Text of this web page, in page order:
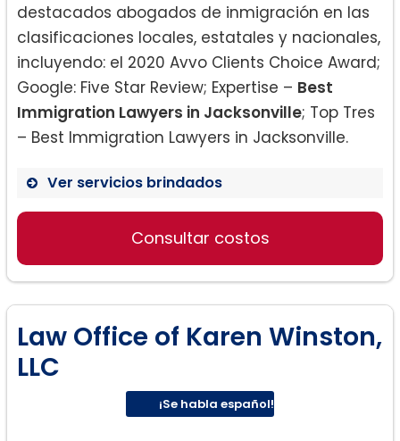
destacados abogados de inmigración en las
clasificaciones locales, estatales y nacionales,
incluyendo: el 2020 Avvo Clients Choice Award;
Google: Five Star Review; Expertise – Best
Immigration Lawyers in Jacksonville; Top Tres
– Best Immigration Lawyers in Jacksonville.
Ver servicios brindados
Solicitud de visa:
VAWA:
Consultar costos
Law Office of Karen Winston,
LLC
¡Se habla español!